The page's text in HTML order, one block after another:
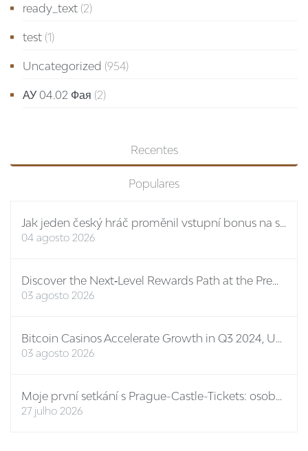
ready_text (2)
test (1)
Uncategorized (954)
АУ 04.02 Фая (2)
Recentes
Populares
Jak jeden český hráč proměnil vstupní bonus na stovky eur: případová studie Spinboss casino
04 agosto 2026
Discover the Next‑Level Rewards Path at the Premier Online Casino No ID
03 agosto 2026
Bitcoin Casinos Accelerate Growth in Q3 2024, Unveiling New Features and Mega Bonuses
03 agosto 2026
Moje první setkání s Prague-Castle-Tickets: osobní report
27 julho 2026